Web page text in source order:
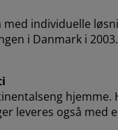
individuelle
i Danmark i
leveres også med